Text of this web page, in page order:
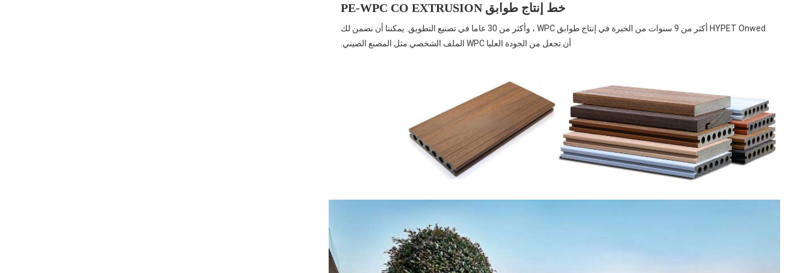
خط إنتاج طوابق PE-WPC CO EXTRUSION
أن تجعل من الجودة العليا WPC الملف الشخصي مثل المصنع الصيني.